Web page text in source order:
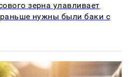
зерна улавливает
нужны были баки с